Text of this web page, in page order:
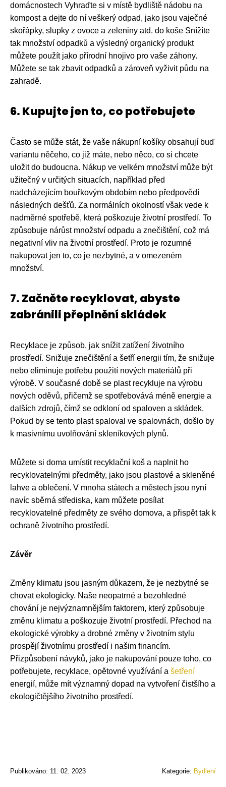
domácnostech Vyhraďte si v místě bydliště nádobu na
kompost a dejte do ní veškerý odpad, jako jsou vaječné
skořápky, slupky z ovoce a zeleniny atd. do koše Snížíte
tak množství odpadků a výsledný organický produkt
můžete použít jako přírodní hnojivo pro vaše záhony.
Můžete se tak zbavit odpadků a zároveň vyživit půdu na
zahradě.
6. Kupujte jen to, co potřebujete
Často se může stát, že vaše nákupní košíky obsahují buď
variantu něčeho, co již máte, nebo něco, co si chcete
uložit do budoucna. Nákup ve velkém množství může být
užitečný v určitých situacích, například před
nadcházejícím bouřkovým obdobím nebo předpovědí
následných dešťů. Za normálních okolností však vede k
nadměrné spotřebě, která poškozuje životní prostředí. To
způsobuje nárůst množství odpadu a znečištění, což má
negativní vliv na životní prostředí. Proto je rozumné
nakupovat jen to, co je nezbytné, a v omezeném
množství.
7. Začněte recyklovat, abyste
zabránili přeplnění skládek
Recyklace je způsob, jak snížit zatížení životního
prostředí. Snižuje znečištění a šetří energii tím, že snižuje
nebo eliminuje potřebu použití nových materiálů při
výrobě. V současné době se plast recykluje na výrobu
nových oděvů, přičemž se spotřebovává méně energie a
dalších zdrojů, čímž se odkloní od spaloven a skládek.
Pokud by se tento plast spaloval ve spalovnách, došlo by
k masivnímu uvolňování skleníkových plynů.
Můžete si doma umístit recyklační koš a naplnit ho
recyklovatelnými předměty, jako jsou plastové a skleněné
lahve a oblečení. V mnoha státech a městech jsou nyní
navíc sběrná střediska, kam můžete posílat
recyklovatelné předměty ze svého domova, a přispět tak k
ochraně životního prostředí.
Závěr
Změny klimatu jsou jasným důkazem, že je nezbytné se
chovat ekologicky. Naše neopatrné a bezohledné
chování je nejvýznamnějším faktorem, který způsobuje
změnu klimatu a poškozuje životní prostředí. Přechod na
ekologické výrobky a drobné změny v životním stylu
prospějí životnímu prostředí i našim financím.
Přizpůsobení návyků, jako je nakupování pouze toho, co
potřebujete, recyklace, opětovné využívání a šetření
energií, může mít významný dopad na vytvoření čistšího a
ekologičtějšího životního prostředí.
Publikováno: 11. 02. 2023 Kategorie: Bydlení